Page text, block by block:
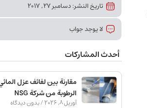
تاريخ النشر: دسامبر 27, 2017
لا يوجد جواب
أحدث المشاركات
مقارنة بين لفائف عزل
الرطوبة من شركة NSG
آوریل 8, 2026 بدون دیدگاه